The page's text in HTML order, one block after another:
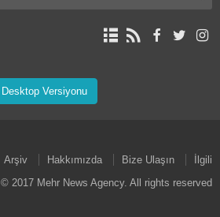
Desktop Versiyonu
Arşiv Hakkımızda Bize Ulaşın
İlgili
© 2017 Mehr News Agency. All rights reserved